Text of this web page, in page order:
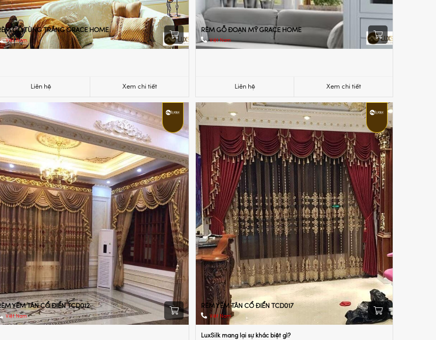
GỖ TÙNG TRẮNG GRACE HOME
Việt Nam
Liên hệ Xem chi tiết
RÈM GỖ ĐOẠN MỸ GRACE HOME
Việt Nam
Liên hệ Xem chi tiết
YẾM TÂN CỔ ĐIỂN TCD012
Việt Nam
RÈM YẾM TÂN CỔ ĐIỂN TCD017
Việt Nam
LuxSilk mang lại sự khác biệt gì?